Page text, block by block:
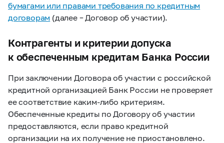
бумагами или правами требования по кредитным
договорам (далее – Договор об участии).
Контрагенты и критерии допуска
к обеспеченным кредитам Банка России
При заключении Договора об участии с российской
кредитной организацией Банк России не проверяет
ее соответствие каким-либо критериям.
Обеспеченные кредиты по Договору об участии
предоставляются, если право кредитной
организации на их получение не приостановлено.